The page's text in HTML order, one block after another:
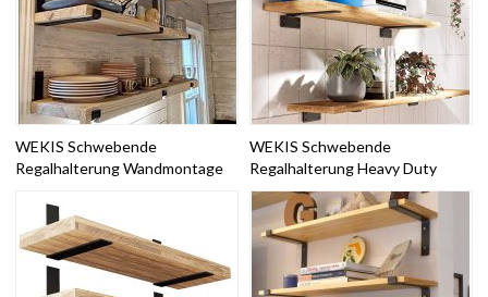
WEKIS Schwebende
Regalhalterung Wandmontage
WEKIS Schwebende
Regalhalterung Heavy Duty